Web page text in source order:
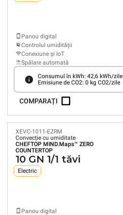
Panou digital
Controlul umidității
Conexiune și IoT
Spălare automată
Consumul în kWh: 42,6 kWh/zile
Emisiune de CO2: 0 kg CO2/zile
COMPARAȚI
XEVC-1011-EZRM
Convecție cu umiditate
CHEFTOP MIND.Maps™ ZERO
COUNTERTOP
10 GN 1/1 tăvi
Electric
Panou digital